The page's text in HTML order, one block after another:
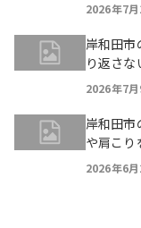
2026年7
岸和田市
り返さ
2026年7月
岸和田市
や肩こり
2026年6